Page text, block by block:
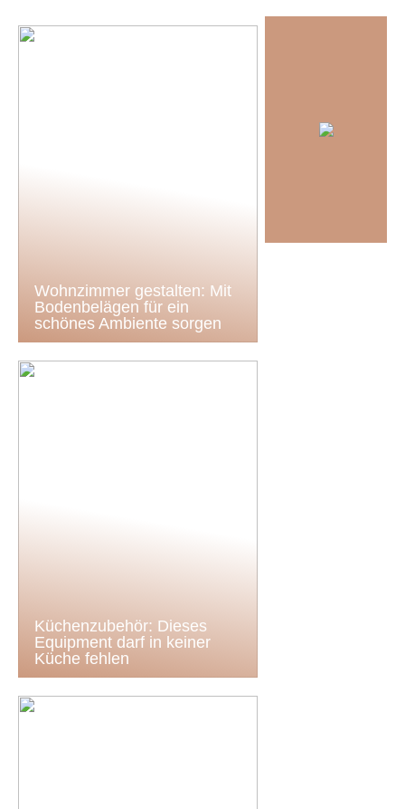
Wohnzimmer gestalten: Mit
Bodenbelägen für ein
schönes Ambiente sorgen
Küchenzubehör: Dieses
Equipment darf in keiner
Küche fehlen